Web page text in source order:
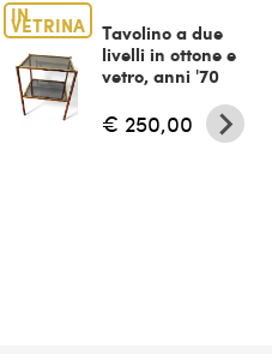
IN
VETRINA
Tavolino a due
livelli in ottone e
vetro, anni '70
€ 250,00